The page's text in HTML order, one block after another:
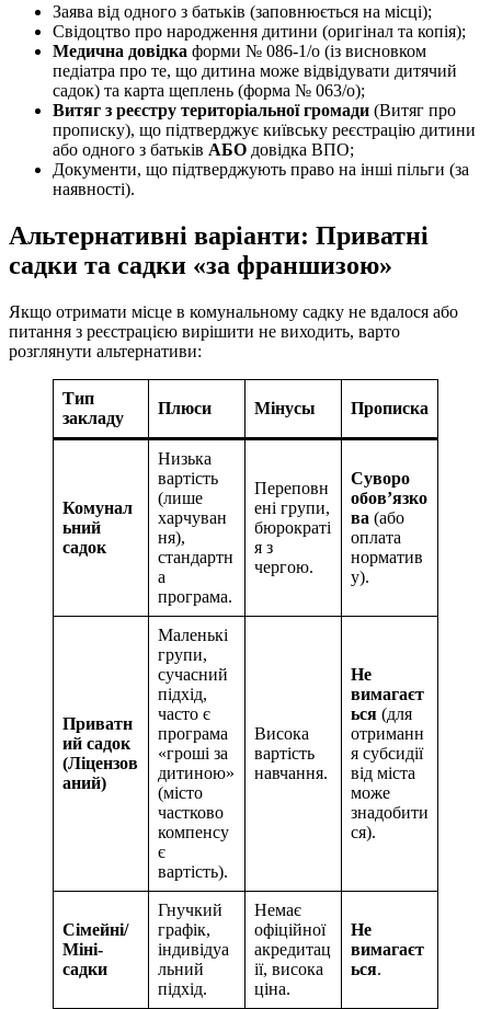
Заява від одного з батьків (заповнюється на місці);
Свідоцтво про народження дитини (оригінал та копія);
Медична довідка форми № 086-1/о (із висновком
педіатра про те, що дитина може відвідувати дитячий
садок) та карта щеплень (форма № 063/о);
Витяг з реєстру територіальної громади (Витяг про
прописку), що підтверджує київську реєстрацію дитини
або одного з батьків АБО довідка ВПО;
Документи, що підтверджують право на інші пільги (за
наявності).
Альтернативні варіанти: Приватні
садки та садки «за франшизою»
Якщо отримати місце в комунальному садку не вдалося або
питання з реєстрацією вирішити не виходить, варто
розглянути альтернативи:
Тип
закладу
Плюси Мінусы Прописка
Комунал
ьний
садок
Низька
вартість
(лише
харчуван
ня),
стандартн
а
програма.
Переповн
ені групи,
бюрократі
я з
чергою.
Суворо
обов’язко
ва (або
оплата
норматив
у).
Приватн
ий садок
(Ліцензов
аний)
Маленькі
групи,
сучасний
підхід,
часто є
програма
«гроші за
дитиною»
(місто
частково
компенсу
є
вартість).
Висока
вартість
навчання.
Не
вимагаєт
ься (для
отриманн
я субсидії
від міста
може
знадобити
ся).
Сімейні/
Міні-
садки
Гнучкий
графік,
індивідуа
льний
підхід.
Немає
офіційної
акредитац
ії, висока
ціна.
Не
вимагаєт
ься.